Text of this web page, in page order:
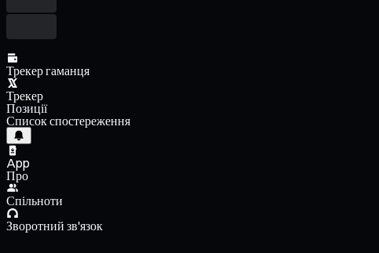
Трекер гаманця
Трекер
Позиції
Список спостереження
App
Про
Спільноти
Зворотний зв'язок